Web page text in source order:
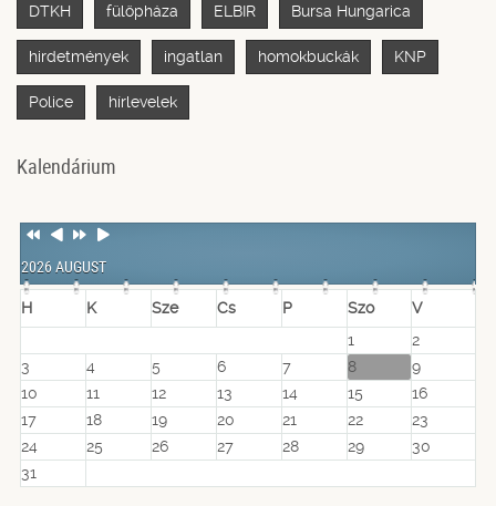
DTKH fülöpháza ELBIR Bursa Hungarica
hirdetmények ingatlan homokbuckák KNP
Police hírlevelek
Kalendárium
Previous
Previous
NextNext
2026 AUGUST
H K Sze Cs P Szo
V
1
2
3
4 5 6 7 8
9
10
11 12 13 14 15
16
17
18 19 20 21 22
23
24
25 26 27 28 29
30
31